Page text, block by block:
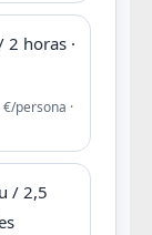
2 horas ·
persona ·
/ 2,5